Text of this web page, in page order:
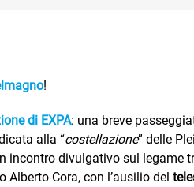
!
di EXPA: una breve
alla “costellazione” delle
incontro divulgativo sul legame
Alberto Cora, con l’ausilio del